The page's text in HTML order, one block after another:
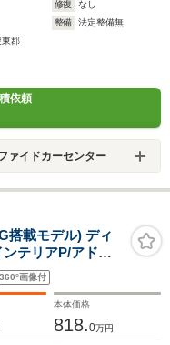
修復
なし
整備
法定整備無
東郡
依頼
ァイドカーセンター
搭載モデル) ディ
テリアP/アドバ
スーパースクリ
ーターベンチレー
ッドアップディス
360°画像付
本体価格
818.0万円